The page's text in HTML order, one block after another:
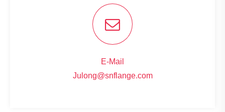
E-Mail
Julong@snflange.com